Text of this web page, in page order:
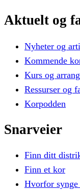
Aktuelt og
Nyheter og
Kommende
Kurs og
Ressurser og
Korpodden
Snarveier
Finn ditt
Finn et kor
Hvorfor